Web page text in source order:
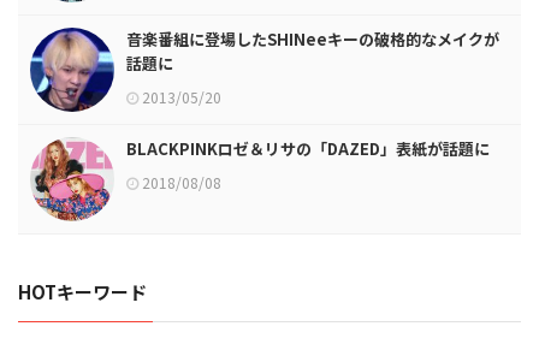
音楽番組に登場したSHINeeキーの破格的なメイクが
話題に
2013/05/20
BLACKPINKロゼ＆リサの「DAZED」表紙が話題に
2018/08/08
HOTキーワード